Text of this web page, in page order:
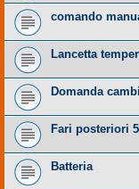
comando
Lancetta
Domanda
Fari posteriori
Batteria